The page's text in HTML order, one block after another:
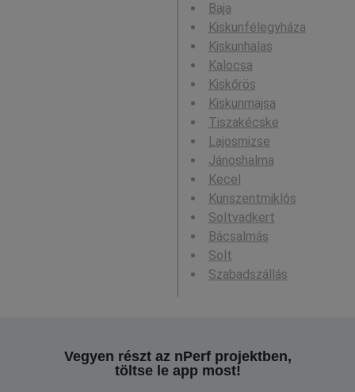
Baja
Kiskunfélegyháza
Kiskunhalas
Kalocsa
Kiskőrös
Kiskunmajsa
Tiszakécske
Lajosmizse
Jánoshalma
Kecel
Kunszentmiklós
Soltvadkert
Bácsalmás
Solt
Szabadszállás
Vegyen részt az nPerf projektben,
töltse le app most!